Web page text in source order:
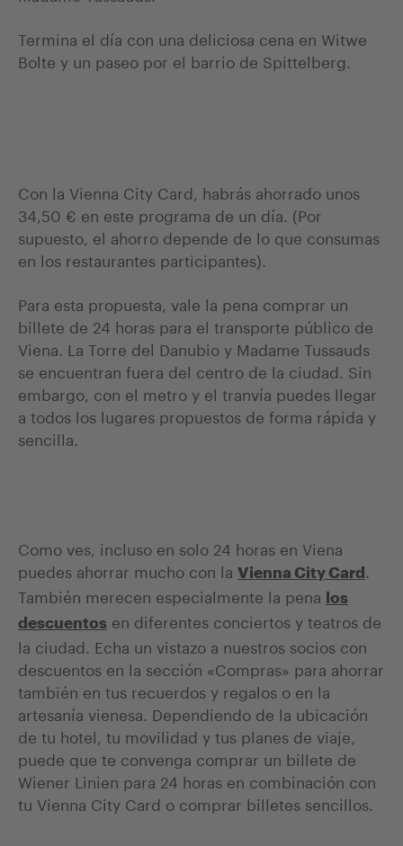
Termina el día con una deliciosa cena en Witwe
Bolte y un paseo por el barrio de Spittelberg.
Con la Vienna City Card, habrás ahorrado unos
34,50 € en este programa de un día. (Por
supuesto, el ahorro depende de lo que consumas
en los restaurantes participantes).
Para esta propuesta, vale la pena comprar un
billete de 24 horas para el transporte público de
Viena. La Torre del Danubio y Madame Tussauds
se encuentran fuera del centro de la ciudad. Sin
embargo, con el metro y el tranvía puedes llegar
a todos los lugares propuestos de forma rápida y
sencilla.
Como ves, incluso en solo 24 horas en Viena
puedes ahorrar mucho con la Vienna City Card
También merecen especialmente la pena
los
descuentos en diferentes conciertos y teatros de
la ciudad. Echa un vistazo a nuestros socios con
descuentos en la sección «Compras» para ahorrar
también en tus recuerdos y regalos o en la
artesanía vienesa. Dependiendo de la ubicación
de tu hotel, tu movilidad y tus planes de viaje,
puede que te convenga comprar un billete de
Wiener Linien para 24 horas en combinación con
tu Vienna City Card o comprar billetes sencillos.